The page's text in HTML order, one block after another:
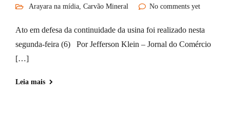
Arayara na mídia, Carvão Mineral No comments yet
Ato em defesa da continuidade da usina foi realizado nesta
segunda-feira (6) Por Jefferson Klein – Jornal do Comércio
[…]
Leia mais